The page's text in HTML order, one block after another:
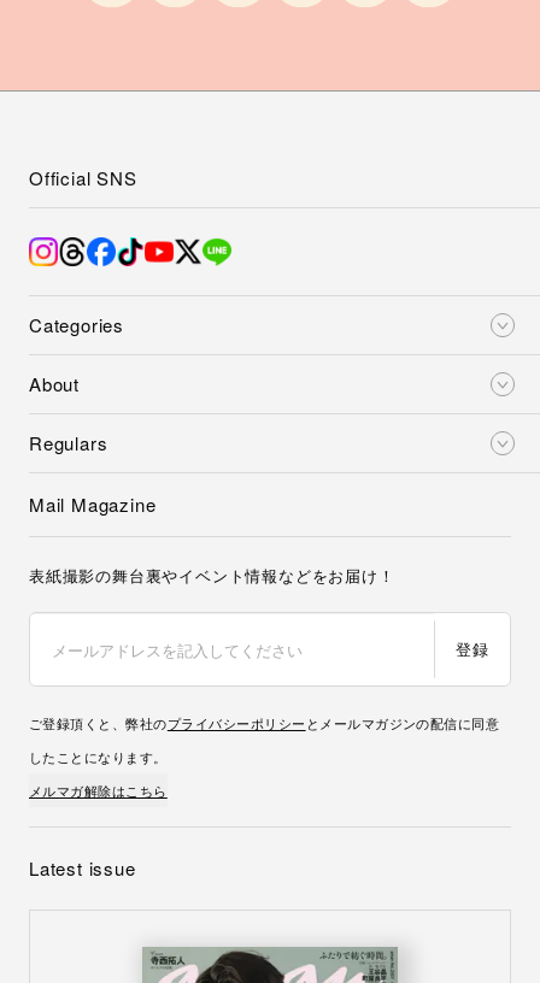
Categories
About
Regulars
Official SNS
Mail Magazine
表紙撮影の舞台裏やイベント情報などをお届け！
登録
ご登録頂くと、弊社のプライバシーポリシー とメールマガジンの配信に同意
したことになります。
メルマガ解除はこちら
Latest issue